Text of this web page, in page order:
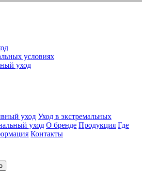
условиях
уход
уход Уход в экстремальных
уход О бренде Продукция Где
Контакты